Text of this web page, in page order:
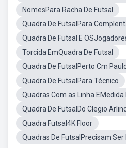
NomesPara Racha De Futsal
Quadra De FutsalPara
Quadra De Futsal E
Torcida EmQuadra De Futsal
Quadra De FutsalPerto Cm
Quadra De FutsalPara Técnico
Quadras Com as Linha EMedida
Quadra De FutsalDo Clegio
Quadra Futsal4K Floor
Quadras De FutsalPrecisam Ser